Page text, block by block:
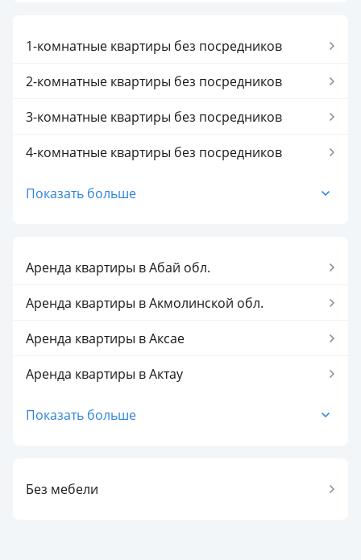
1-комнатные квартиры без посредников
2-комнатные квартиры без посредников
3-комнатные квартиры без посредников
4-комнатные квартиры без посредников
5-комнатные квартиры без посредников
Показать больше
Аренда квартиры в Абай обл.
Аренда квартиры в Акмолинской обл.
Аренда квартиры в Аксае
Аренда квартиры в Актау
Аренда квартиры в Актобе
Аренда квартиры в Алматинской обл.
Показать больше
Без мебели